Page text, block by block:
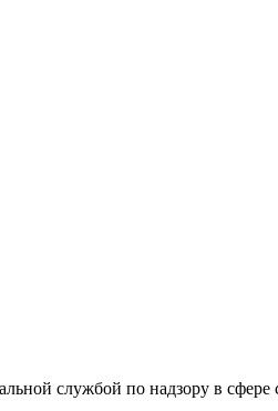
службой по надзору в